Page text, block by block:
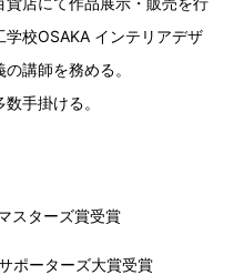
校OSAKA インテリアデザ
講師を務める。
手掛ける。
スターズ賞受賞
ポーターズ大賞受賞